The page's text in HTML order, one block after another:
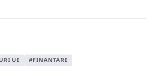
UE #FINANTARE